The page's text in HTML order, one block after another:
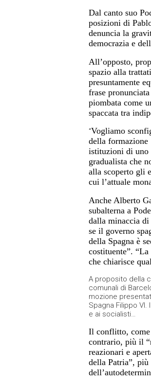
Dal canto suo
posizioni di
denuncia la
democrazia e
All’opposto,
spazio alla
presuntamente
frase
piombata come
spaccata tra
“Vogliamo
della formazione
istituzioni di uno
gradualista che
alla scoperto gli
cui l’attuale
Anche Alberto
subalterna a
dalla minaccia
se il governo
della Spagna è
costituente”.
che chiarisce
A proposito della
comunali di
mozione
Spagna Filippo VI.
e ai socialisti…
Il conflitto,
contrario, più il
reazionari e
della Patria”,